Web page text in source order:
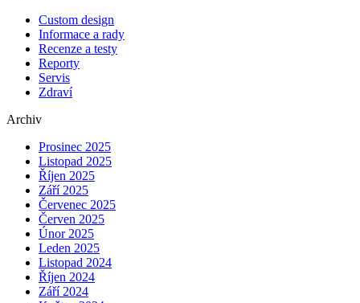
Custom design
Informace a rady
Recenze a testy
Reporty
Servis
Zdraví
Archiv
Prosinec 2025
Listopad 2025
Říjen 2025
Září 2025
Červenec 2025
Červen 2025
Únor 2025
Leden 2025
Listopad 2024
Říjen 2024
Září 2024